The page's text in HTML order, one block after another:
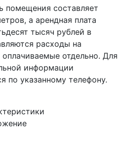
помещения составляет
а арендная плата
тысяч рублей в
расходы на
отдельно. Для
информации
по указанному телефону.